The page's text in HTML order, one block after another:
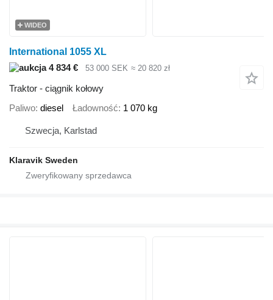
WIDEO
International 1055 XL
4 834 €
53 000 SEK ≈ 20 820 zł
Traktor - ciągnik kołowy
Paliwo diesel Ładowność 1 070 kg
Szwecja, Karlstad
Klaravik Sweden